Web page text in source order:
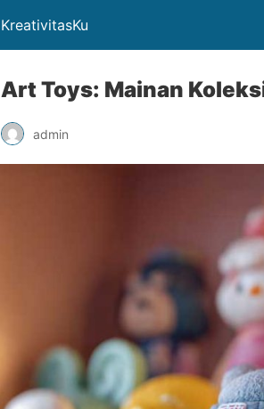
KreativitasKu
Art Toys: Mainan
admin